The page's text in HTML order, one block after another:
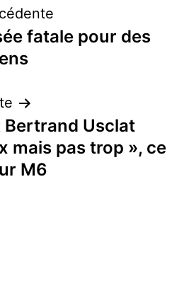
fatale pour des
Bertrand Usclat
mais pas trop », ce
M6